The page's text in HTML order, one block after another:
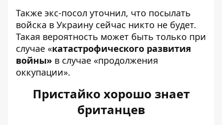
Также экс-посол уточнил, что посылать
войска в Украину сейчас никто не будет.
Такая вероятность может быть только при
случае «катастрофического развития
войны» в случае «продолжения
оккупации».
Пристайко хорошо знает
британцев